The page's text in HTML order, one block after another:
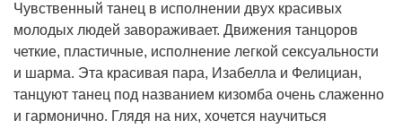
Чувственный танец в исполнении двух красивых
молодых людей завораживает. Движения танцоров
четкие, пластичные, исполнение легкой сексуальности
и шарма. Эта красивая пара, Изабелла и Фелициан,
танцуют танец под названием кизомба очень слаженно
и гармонично. Глядя на них, хочется научиться